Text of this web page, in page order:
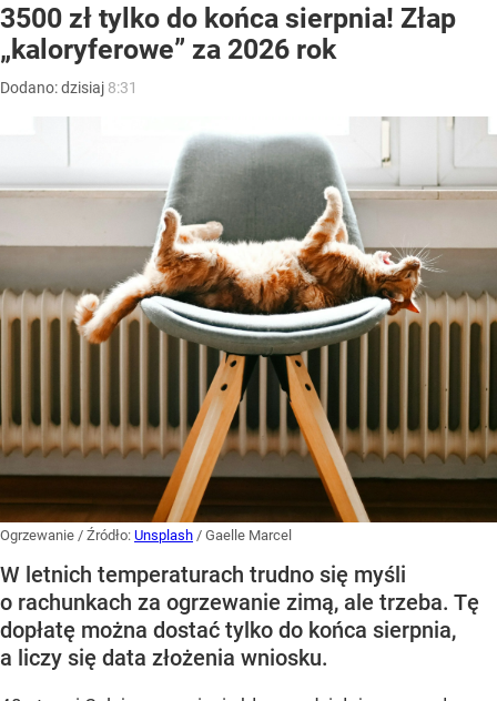
3500 zł tylko do końca sierpnia! Złap
„kaloryferowe” za 2026 rok
Dodano:dzisiaj 8:31
Ogrzewanie / Źródło: Unsplash / Gaelle Marcel
W letnich temperaturach trudno się myśli
o rachunkach za ogrzewanie zimą, ale trzeba. Tę
dopłatę można dostać tylko do końca sierpnia,
a liczy się data złożenia wniosku.